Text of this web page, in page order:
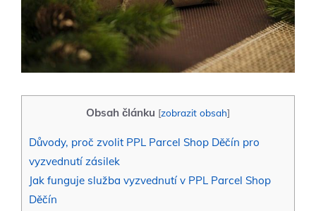
Obsah článku [zobrazit obsah]
Důvody, proč zvolit PPL Parcel Shop Děčín pro
vyzvednutí zásilek
Jak funguje služba vyzvednutí v PPL Parcel Shop
Děčín